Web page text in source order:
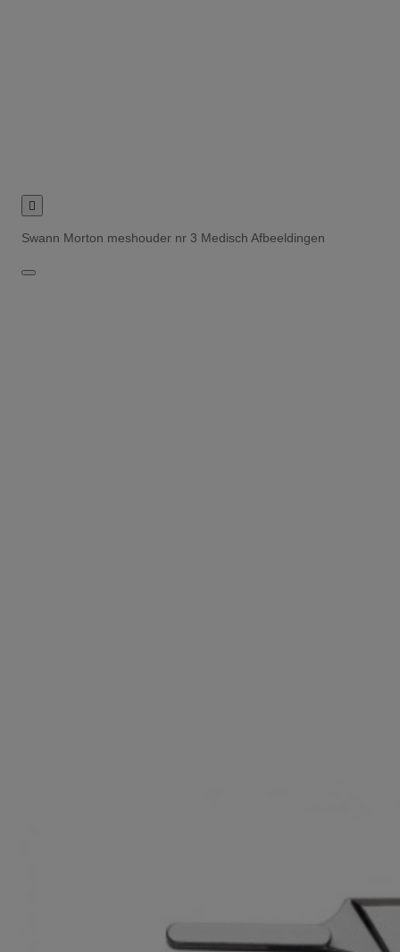

Swann Morton meshouder nr 3 Medisch Afbeeldingen